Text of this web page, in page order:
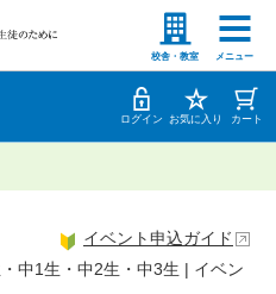
校舎・教室 メニュー
高等学校の先生
ログイン お気に入り カート
中1生・中2生・中3生 | イベン
イベント申込ガイド